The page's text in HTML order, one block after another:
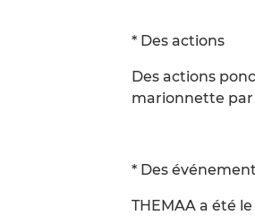
* Des actions
Des actions
marionnette
* Des
THEMAA a été